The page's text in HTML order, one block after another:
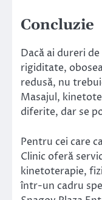
Concluzie
Dacă ai dureri
rigiditate,
redusă, nu
Masajul,
diferite, dar se
Pentru cei care
Clinic oferă
kinetoterapie,
într-un cadru